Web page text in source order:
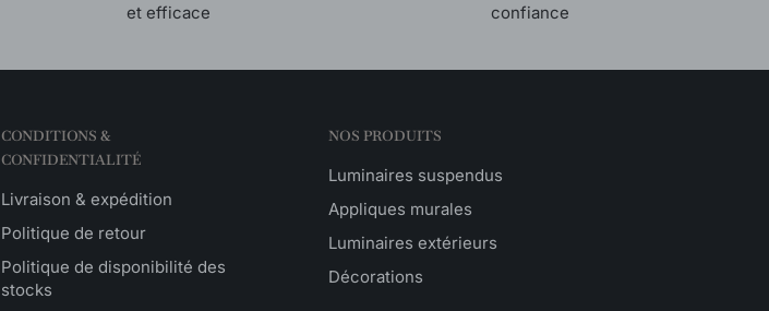
et efficace
confiance
CONDITIONS &
CONFIDENTIALITÉ
Livraison & expédition
Politique de retour
Politique de disponibilité des
stocks
NOS PRODUITS
Luminaires suspendus
Appliques murales
Luminaires extérieurs
Décorations